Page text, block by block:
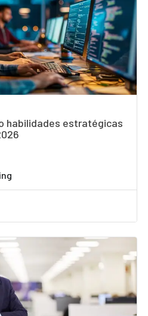
habilidades estratégicas